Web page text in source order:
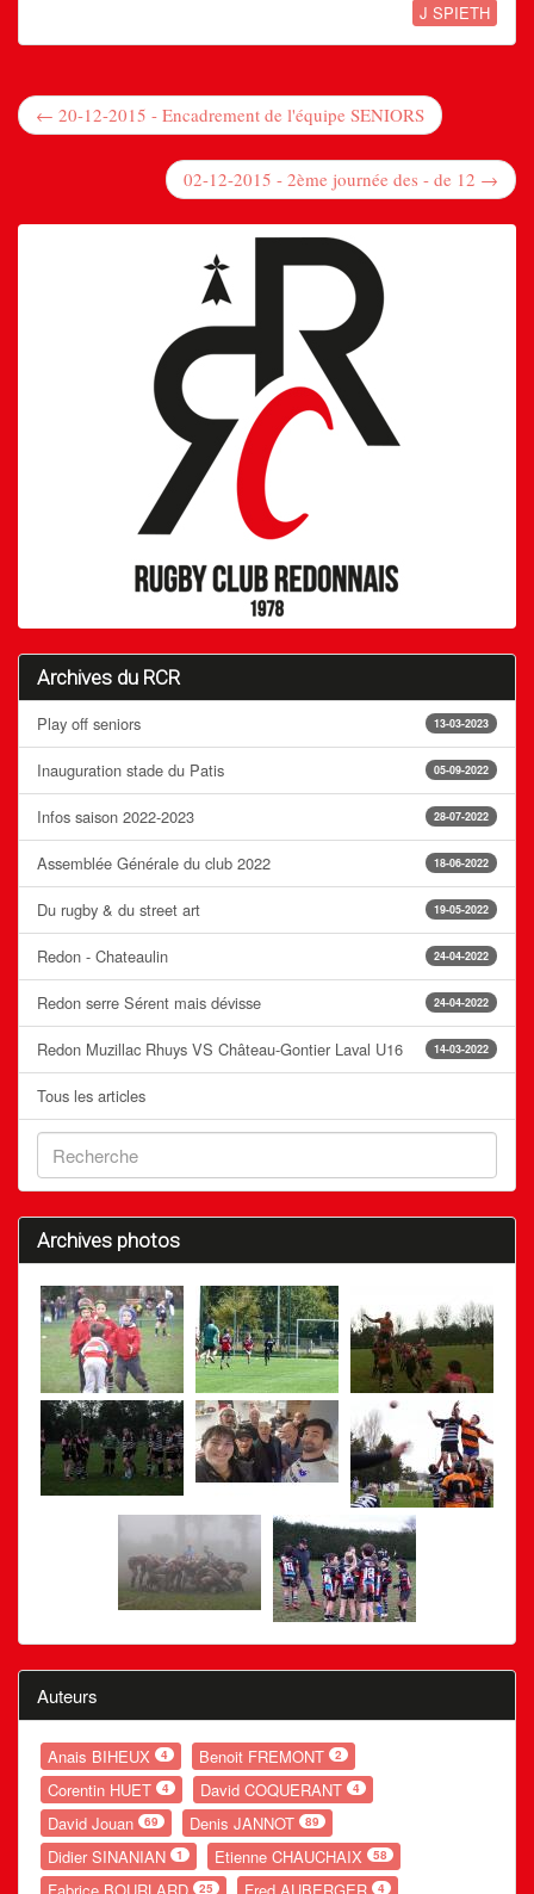
J SPIETH
← 20-12-2015 - Encadrement de l'équipe SENIORS
02-12-2015 - 2ème journée des - de 12 →
Archives du RCR
13-03-2023
Play off seniors
05-09-2022
Inauguration stade du Patis
28-07-2022
Infos saison 2022-2023
18-06-2022
Assemblée Générale du club 2022
19-05-2022
Du rugby & du street art
24-04-2022
Redon - Chateaulin
24-04-2022
Redon serre Sérent mais dévisse
14-03-2022
Redon Muzillac Rhuys VS Château-Gontier Laval U16
Tous les articles
Archives photos
Auteurs
Anais BIHEUX 4 Benoit FREMONT 2
Corentin HUET 4 David COQUERANT 4
David Jouan 69 Denis JANNOT 89
Didier SINANIAN 1 Etienne CHAUCHAIX 58
Fabrice BOURLARD 25 Fred AUBERGER 4